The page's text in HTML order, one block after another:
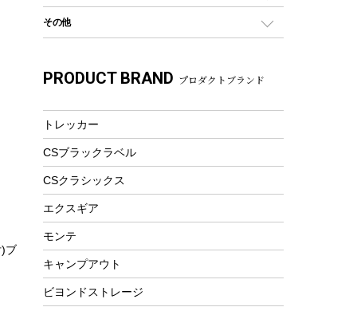
ブ
バーベキューツール
燃料・着火剤・炭
カトラリー
マグカップ、カップ
フードボトル
コーヒー&ミル
トレー
ランチョンマット
ランチボックス
ピクニックセット
その他アウトドア雑貨
レイン
ツール、他
パドル
ヘルメット
アクセサリー
シティサイクル
自転車用アクセサリー
自転車ウェア
ラッシュガード
テント
フローティングベスト
ヘルメット
エアーポンプ
ウィンター
防寒ウェア
ツール&アクセサリー
その他
湯たんぽ
PRODUCT BRAND プロダクトブランド
トレッカー
CSブラックラベル
CSクラシックス
エクスギア
モンテ
キャンプアウト
ビヨンドストレージ